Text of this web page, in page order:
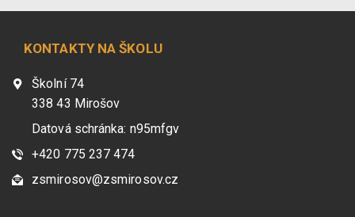
KONTAKTY NA ŠKOLU
Školní 74
338 43 Mirošov
Datová schránka: n95mfgv
+420 775 237 474
zsmirosov@zsmirosov.cz